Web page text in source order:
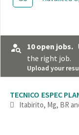
10 open jobs.
the right job.
Upload your
TECNICO ESPEC
Itabirito, Mg, BR